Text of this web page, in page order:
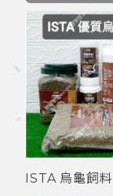
ISTA 烏龜飼料